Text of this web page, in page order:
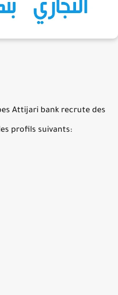
Attijari bank recrute des
les profils suivants: